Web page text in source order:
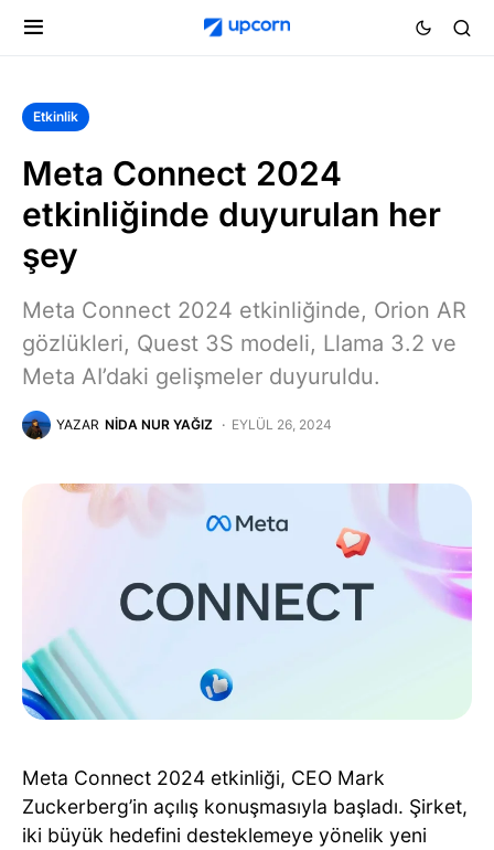
Etkinlik
Meta Connect 2024
etkinliğinde duyurulan her
şey
Meta Connect 2024 etkinliğinde, Orion AR
gözlükleri, Quest 3S modeli, Llama 3.2 ve
Meta AI’daki gelişmeler duyuruldu.
YAZAR NIDA NUR YAĞIZ EYLÜL 26, 2024
Meta Connect 2024 etkinliği, CEO Mark
Zuckerberg’in açılış konuşmasıyla başladı. Şirket,
iki büyük hedefini desteklemeye yönelik yeni